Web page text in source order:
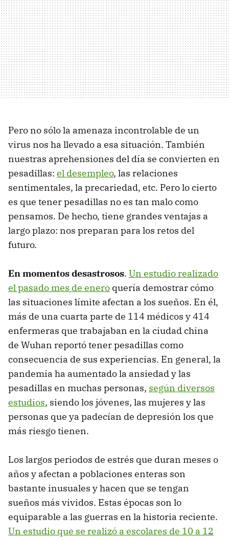
Pero no sólo la amenaza incontrolable de un
virus nos ha llevado a esa situación. También
nuestras aprehensiones del día se convierten en
pesadillas: el desempleo, las relaciones
sentimentales, la precariedad, etc. Pero lo cierto
es que tener pesadillas no es tan malo como
pensamos. De hecho, tiene grandes ventajas a
largo plazo: nos preparan para los retos del
futuro.
En momentos desastrosos. Un estudio realizado
el pasado mes de enero quería demostrar cómo
las situaciones límite afectan a los sueños. En él,
más de una cuarta parte de 114 médicos y 414
enfermeras que trabajaban en la ciudad china
de Wuhan reportó tener pesadillas como
consecuencia de sus experiencias. En general, la
pandemia ha aumentado la ansiedad y las
pesadillas en muchas personas, según diversos
estudios, siendo los jóvenes, las mujeres y las
personas que ya padecían de depresión los que
más riesgo tienen.
Los largos periodos de estrés que duran meses o
años y afectan a poblaciones enteras son
bastante inusuales y hacen que se tengan
sueños más vividos. Estas épocas son lo
equiparable a las guerras en la historia reciente.
Un estudio que se realizó a escolares de 10 a 12